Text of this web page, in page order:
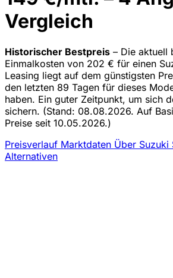
Vergleich
Historischer Bestpreis – Die aktuell
Einmalkosten von 202 € für einen
Leasing liegt auf dem günstigsten
den letzten 89 Tagen für dieses
haben. Ein guter Zeitpunkt, um sich
sichern. (Stand: 08.08.2026. Auf
Preise seit 10.05.2026.)
Preisverlauf Marktdaten Über Suzuki
Alternativen